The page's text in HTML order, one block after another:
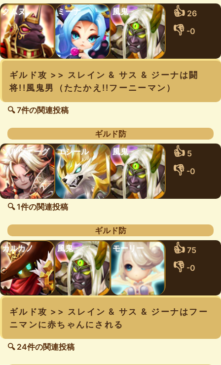
クムヌ
ミーナ 風鬼 👍 26
👎 -0
ギルド攻 >> スレイン & サス & ジーナは闘
将!!風鬼男（たたかえ!!フーニーマン）
🔍 7件の関連投稿
ギルド防
ソルヴェーグ
エシール 風鬼 👍 5
👎 -0
🔍 1件の関連投稿
ギルド防
カルカノ
風鬼 モーリー 👍 75
👎 -0
ギルド攻 >> スレイン & サス & ジーナはフー
ニマンに赤ちゃんにされる
🔍 24件の関連投稿